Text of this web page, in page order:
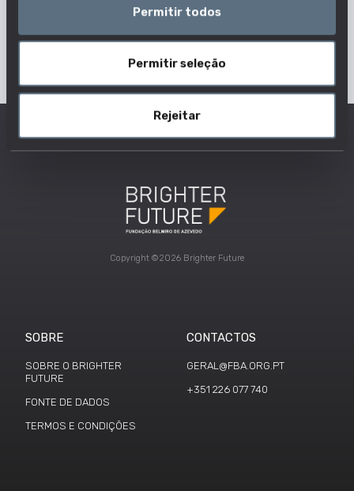
Permitir todos
Permitir seleção
Rejeitar
RUA DR. ANTÓNIO BERNARDINO DE ALMEIDA, 400,
Dados De Curso
Copyright ©2026 Brighter Future
SOBRE
SOBRE O BRIGHTER
FUTURE
FONTE DE DADOS
TERMOS E CONDIÇÕES
CONTACTOS
GERAL@FBA.ORG.PT
+351 226 077 740